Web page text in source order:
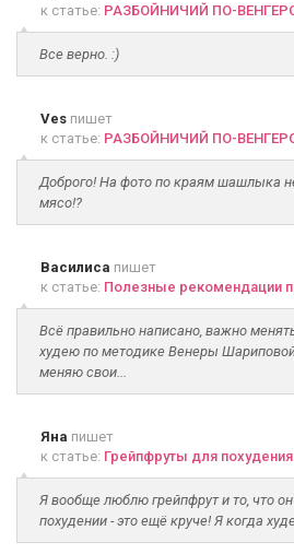
к статье: РАЗБОЙНИЧИЙ ПО-
Все верно. :)
Ves пишет
к статье: РАЗБОЙНИЧИЙ ПО-
Доброго! На фото по краям шашлыка не
мясо!?
Василиса пишет
к статье: Полезные рекомендации
Всё правильно написано, важно
худею по методике Венеры
меняю свои...
Яна пишет
к статье: Грейпфруты для похудения
Я вообще люблю грейпфрут и то, что
похудении - это ещё круче! Я когда